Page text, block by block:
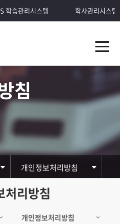
학습관리시스템 학사관리시스템
침
개인정보처리방침
처리방침
개인정보처리방침